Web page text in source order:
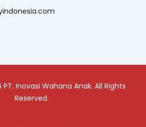
Inovasi Wahana Anak. All Rights
Reserved.